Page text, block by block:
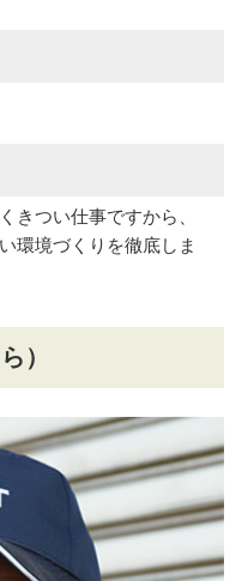
きつい仕事ですから、
環境づくりを徹底しま
）